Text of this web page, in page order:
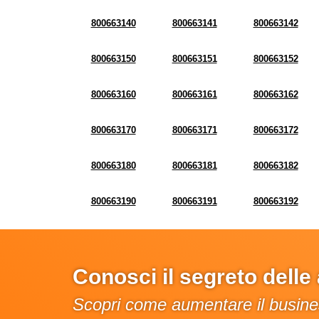
800663140 800663141 800663142
800663150 800663151 800663152
800663160 800663161 800663162
800663170 800663171 800663172
800663180 800663181 800663182
800663190 800663191 800663192
Conosci il segreto
Scopri come aumentare il